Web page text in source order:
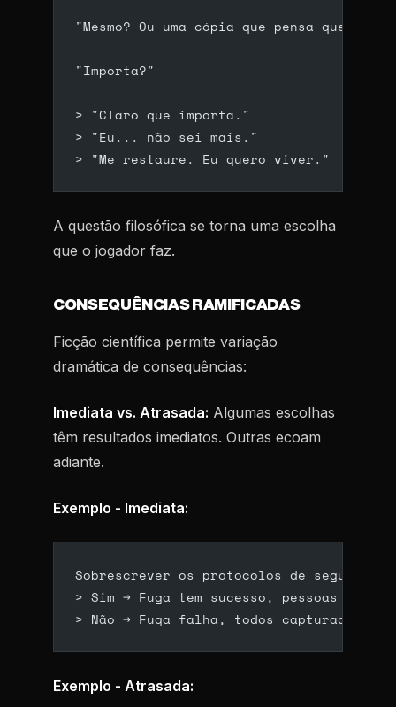
"Mesmo? Ou uma cópia que pensa que é o
"Importa?"
> "Claro que importa."
> "Eu... não sei mais."
> "Me restaure. Eu quero viver."
A questão filosófica se torna uma escolha
que o jogador faz.
CONSEQUÊNCIAS RAMIFICADAS
Ficção científica permite variação
dramática de consequências:
Imediata vs. Atrasada: Algumas escolhas
têm resultados imediatos. Outras ecoam
adiante.
Exemplo - Imediata:
Sobrescrever os protocolos de segurança?
> Sim → Fuga tem sucesso, pessoas
> Não → Fuga falha, todos capturados
Exemplo - Atrasada: